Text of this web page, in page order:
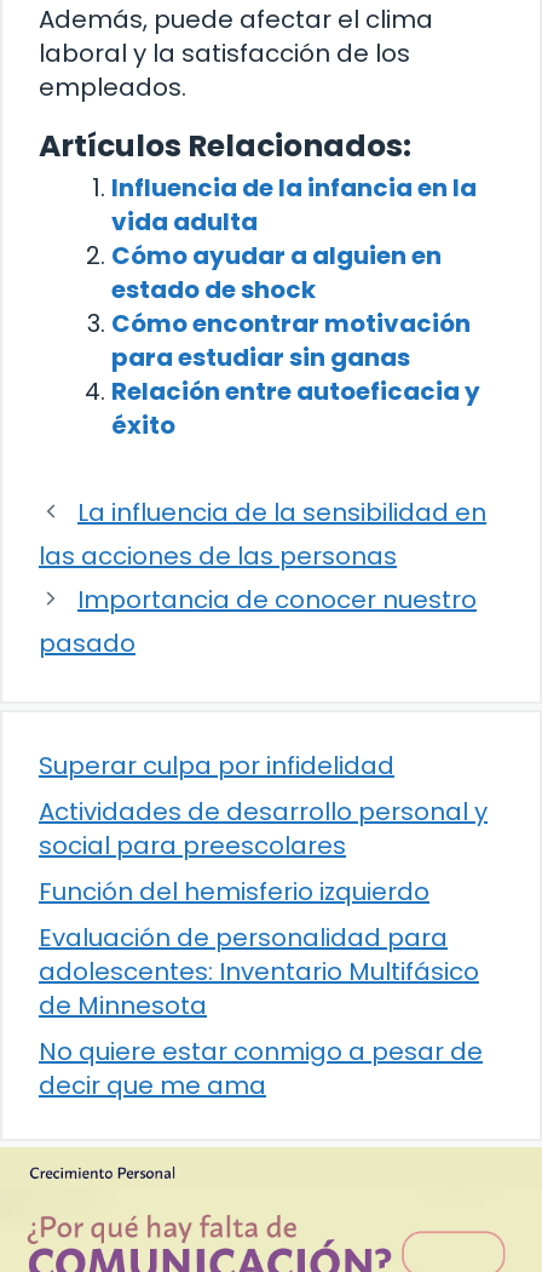
Además, puede afectar el clima
laboral y la satisfacción de los
empleados.
Artículos Relacionados:
Influencia de la infancia en la
vida adulta
Cómo ayudar a alguien en
estado de shock
Cómo encontrar motivación
para estudiar sin ganas
Relación entre autoeficacia y
éxito
La influencia de la sensibilidad en
las acciones de las personas
Importancia de conocer nuestro
pasado
Superar culpa por infidelidad
Actividades de desarrollo personal y
social para preescolares
Función del hemisferio izquierdo
Evaluación de personalidad para
adolescentes: Inventario Multifásico
de Minnesota
No quiere estar conmigo a pesar de
decir que me ama